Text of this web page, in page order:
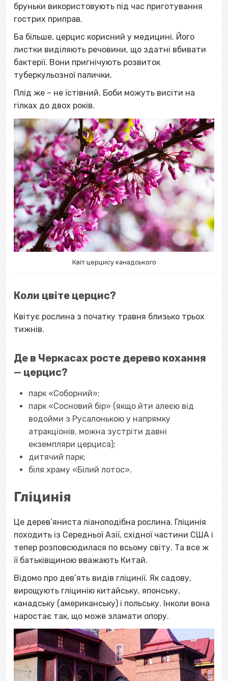
бруньки використовують під час приготування
гострих приправ.
Ба більше, церцис корисний у медицині. Його
листки виділяють речовини, що здатні вбивати
бактерії. Вони пригнічують розвиток
туберкульозної палички.
Плід же – не їстівний. Боби можуть висіти на
гілках до двох років.
Квіт церцису канадського
Коли цвіте церцис?
Квітує рослина з початку травня близько трьох
тижнів.
Де в Черкасах росте дерево кохання
— церцис?
парк «Соборний»;
парк «Сосновий бір» (якщо йти алеєю від
водойми з Русалонькою у напрямку
атракціонів, можна зустріти давні
екземпляри церциса);
дитячий парк;
біля храму «Білий лотос».
Гліцинія
Це дерев’яниста ліаноподібна рослина. Гліцинія
походить із Середньої Азії, східної частини США і
тепер розповсюдилася по всьому світу. Та все ж
її батьківщиною вважають Китай.
Відомо про дев’ять видів гліцинії. Як садову,
вирощують гліцинію китайську, японську,
канадську (американську) і польську. Інколи вона
наростає так, що може зламати опору.